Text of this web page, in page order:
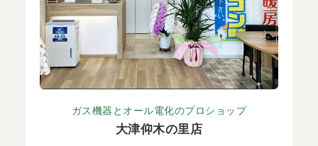
ガス機器とオール電化のプロショップ
大津仰木の里店